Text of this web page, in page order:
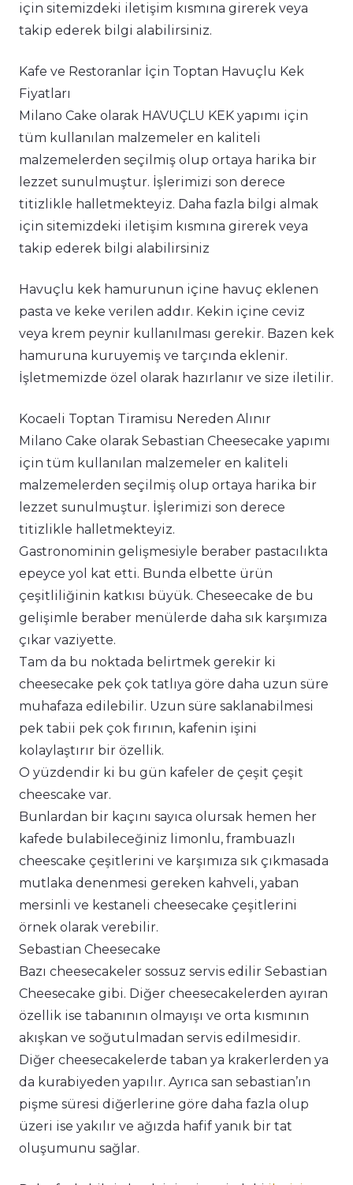
için sitemizdeki iletişim kısmına girerek veya
takip ederek bilgi alabilirsiniz.
Kafe ve Restoranlar İçin Toptan Havuçlu Kek
Fiyatları
Milano Cake olarak HAVUÇLU KEK yapımı için
tüm kullanılan malzemeler en kaliteli
malzemelerden seçilmiş olup ortaya harika bir
lezzet sunulmuştur. İşlerimizi son derece
titizlikle halletmekteyiz. Daha fazla bilgi almak
için sitemizdeki iletişim kısmına girerek veya
takip ederek bilgi alabilirsiniz
Havuçlu kek hamurunun içine havuç eklenen
pasta ve keke verilen addır. Kekin içine ceviz
veya krem peynir kullanılması gerekir. Bazen kek
hamuruna kuruyemiş ve tarçında eklenir.
İşletmemizde özel olarak hazırlanır ve size iletilir.
Kocaeli Toptan Tiramisu Nereden Alınır
Milano Cake olarak Sebastian Cheesecake yapımı
için tüm kullanılan malzemeler en kaliteli
malzemelerden seçilmiş olup ortaya harika bir
lezzet sunulmuştur. İşlerimizi son derece
titizlikle halletmekteyiz.
Gastronominin gelişmesiyle beraber pastacılıkta
epeyce yol kat etti. Bunda elbette ürün
çeşitliliğinin katkısı büyük. Cheseecake de bu
gelişimle beraber menülerde daha sık karşımıza
çıkar vaziyette.
Tam da bu noktada belirtmek gerekir ki
cheesecake pek çok tatlıya göre daha uzun süre
muhafaza edilebilir. Uzun süre saklanabilmesi
pek tabii pek çok fırının, kafenin işini
kolaylaştırır bir özellik.
O yüzdendir ki bu gün kafeler de çeşit çeşit
cheescake var.
Bunlardan bir kaçını sayıca olursak hemen her
kafede bulabileceğiniz limonlu, frambuazlı
cheescake çeşitlerini ve karşımıza sık çıkmasada
mutlaka denenmesi gereken kahveli, yaban
mersinli ve kestaneli cheesecake çeşitlerini
örnek olarak verebilir.
Sebastian Cheesecake
Bazı cheesecakeler sossuz servis edilir Sebastian
Cheesecake gibi. Diğer cheesecakelerden ayıran
özellik ise tabanının olmayışı ve orta kısmının
akışkan ve soğutulmadan servis edilmesidir.
Diğer cheesecakelerde taban ya krakerlerden ya
da kurabiyeden yapılır. Ayrıca san sebastian’ın
pişme süresi diğerlerine göre daha fazla olup
üzeri ise yakılır ve ağızda hafif yanık bir tat
oluşumunu sağlar.